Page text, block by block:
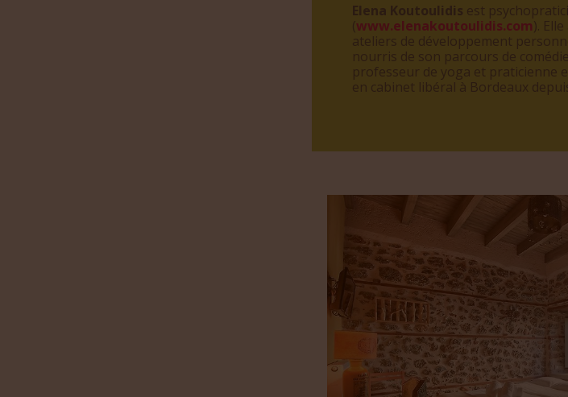
Elena Koutoulidis est
(www.elenakoutoulidis.com).
ateliers de développement
nourris de son parcours de
professeur de yoga et praticienne
en cabinet libéral à Bordeaux